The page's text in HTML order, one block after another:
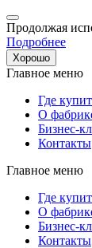
Продолжая
Подробнее
Хорошо
Главное меню
Где
О
Бизнес-
Контакты
Главное меню
Где
О
Бизнес-
Контакты